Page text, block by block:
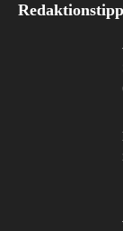
Redaktionstipp